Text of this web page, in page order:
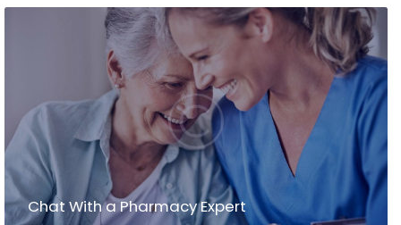
Chat With a Pharmacy Expert